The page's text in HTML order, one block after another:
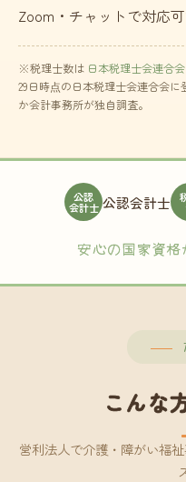
Zoom・チャットで対応可
※税理士数は 日本税理士会連合
29日時点の日本税理士会連合会
か会計事務所が独自調査。
公認
会計士 公認会計士
安心の国家資
こんな
営利法人で介護・障がい福